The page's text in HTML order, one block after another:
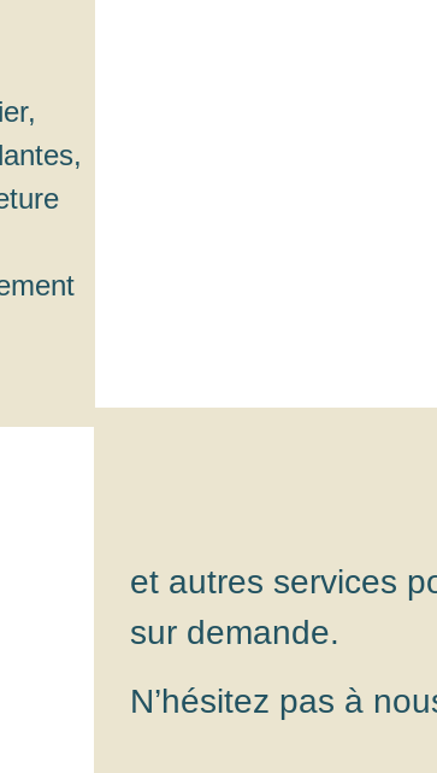
et autres services
sur demande.
N’hésitez pas à